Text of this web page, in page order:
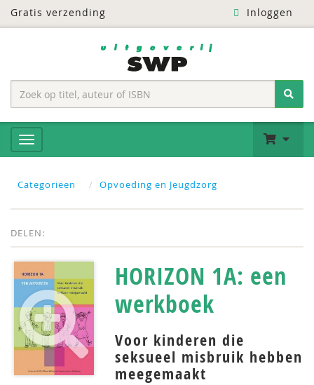
Gratis verzending Inloggen
Categoriëen Opvoeding en Jeugdzorg
DELEN:
HORIZON 1A: een
werkboek
Voor kinderen die
seksueel misbruik hebben
meegemaakt